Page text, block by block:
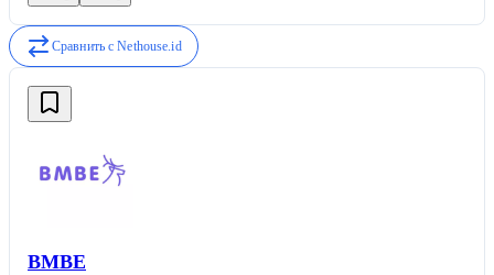
Сравнить сNethouse.id
BMBE